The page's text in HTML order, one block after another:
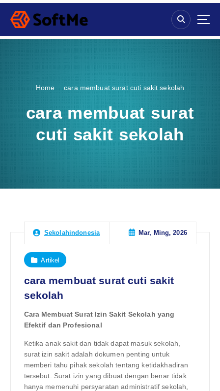
S
p
Home cara membuat surat cuti sakit sekolah
cara membuat surat
cuti sakit sekolah
Sekolahindonesia Mar, Ming, 2026
Artikel
cara membuat surat cuti sakit
sekolah
Cara Membuat Surat Izin Sakit Sekolah yang
Efektif dan Profesional
Ketika anak sakit dan tidak dapat masuk sekolah,
surat izin sakit adalah dokumen penting untuk
memberi tahu pihak sekolah tentang ketidakhadiran
tersebut. Surat izin yang dibuat dengan benar tidak
hanya memenuhi persyaratan administratif sekolah,